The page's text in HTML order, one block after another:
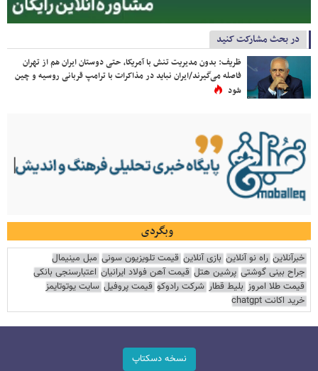
در بحث مشارکت کنید
ظریف: بدون مدیریت تنش با آمریکا، حتی دوستان ایران هم از تهران
فاصله می‌گیرند/ایران نباید در مذاکرات با ترامپ قربانی روسیه و چین
شود
وبگردی
خبرآنلاین راه نو آنلاین بازی آنلاین قیمت تلویزیون سونی مبل مینیمال
جراح بینی گوشتی پرشین هتل قیمت آهن فولاد ایرانیان اعتبارسنجی بانکی
قیمت طلا امروز بلیط قطار شرکت رادوکو قیمت پروفیل سایت یوتوتایمز
خرید اکانت chatgpt
نسخه دسکتاپ